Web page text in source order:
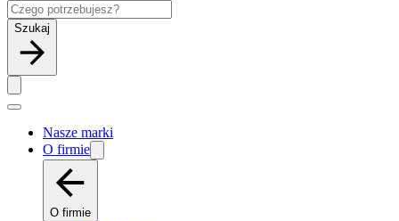
Szukaj
Nasze marki
O firmie
O firmie